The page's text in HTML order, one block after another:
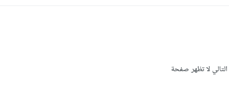
لا تظهر صفحة